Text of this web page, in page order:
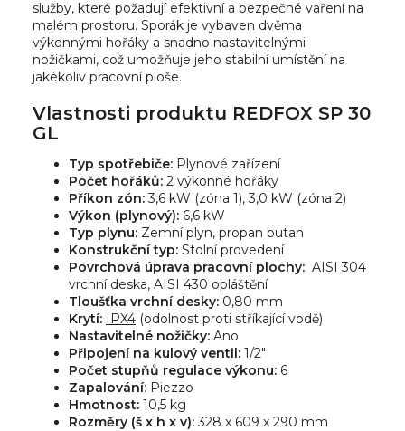
služby, které požadují efektivní a bezpečné vaření na
malém prostoru. Sporák je vybaven dvěma
výkonnými hořáky a snadno nastavitelnými
nožičkami, což umožňuje jeho stabilní umístění na
jakékoliv pracovní ploše.
Vlastnosti produktu REDFOX SP 30
GL
Typ spotřebiče: Plynové zařízení
Počet hořáků: 2 výkonné hořáky
Příkon zón:3,6 kW (zóna 1), 3,0 kW (zóna 2)
Výkon (plynový): 6,6 kW
Typ plynu: Zemní plyn, propan butan
Konstrukční typ: Stolní provedení
Povrchová úprava pracovní plochy: AISI 304
vrchní deska, AISI 430 opláštění
Tloušťka vrchní desky: 0,80 mm
Krytí: IPX4 (odolnost proti stříkající vodě)
Nastavitelné nožičky: Ano
Připojení na kulový ventil: 1/2"
Počet stupňů regulace výkonu: 6
Zapalování: Piezzo
Hmotnost: 10,5 kg
Rozměry (š x h x v):328 x 609 x 290 mm